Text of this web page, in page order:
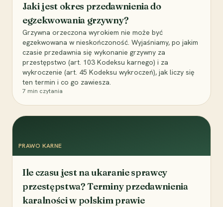
Jaki jest okres przedawnienia do
egzekwowania grzywny?
Grzywna orzeczona wyrokiem nie może być
egzekwowana w nieskończoność. Wyjaśniamy, po jakim
czasie przedawnia się wykonanie grzywny za
przestępstwo (art. 103 Kodeksu karnego) i za
wykroczenie (art. 45 Kodeksu wykroczeń), jak liczy się
ten termin i co go zawiesza.
7 min czytania
PRAWO KARNE
Ile czasu jest na ukaranie sprawcy
przestępstwa? Terminy przedawnienia
karalności w polskim prawie